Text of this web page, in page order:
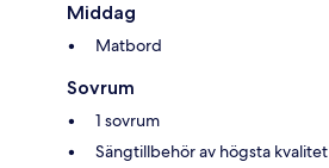
Middag
Matbord
Sovrum
1 sovrum
Sängtillbehör av högsta kvalitet